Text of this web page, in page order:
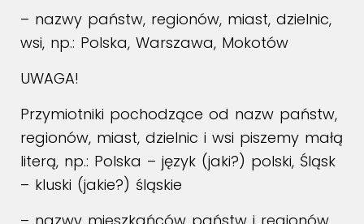
– nazwy państw, regionów, miast, dzielnic,
wsi, np.: Polska, Warszawa, Mokotów
UWAGA!
Przymiotniki pochodzące od nazw państw,
regionów, miast, dzielnic i wsi piszemy małą
literą, np.: Polska – język (jaki?) polski, Śląsk
– kluski (jakie?) śląskie